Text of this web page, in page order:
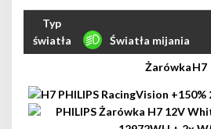
Światła mijania
H7